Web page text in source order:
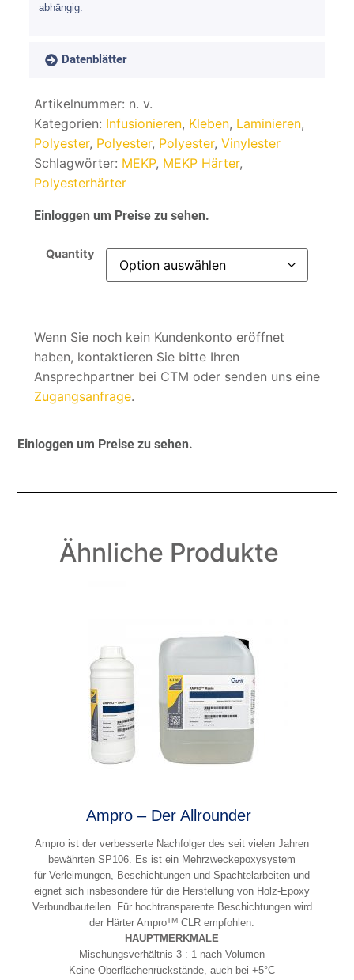
abhängig.
Datenblätter
Artikelnummer: n. v.
Kategorien: Infusionieren, Kleben, Laminieren,
Polyester, Polyester, Polyester, Vinylester
Schlagwörter: MEKP, MEKP Härter,
Polyesterhärter
Einloggen um Preise zu sehen.
Quantity
Wenn Sie noch kein Kundenkonto eröffnet
haben, kontaktieren Sie bitte Ihren
Ansprechpartner bei CTM oder senden uns eine
Zugangsanfrage.
Einloggen um Preise zu sehen.
Ähnliche Produkte
Ampro – Der Allrounder
Ampro ist der verbesserte Nachfolger des seit vielen Jahren
bewährten SP106. Es ist ein Mehrzweckepoxysystem
für Verleimungen, Beschichtungen und Spachtelarbeiten und
eignet sich insbesondere für die Herstellung von Holz-Epoxy
Verbundbauteilen. Für hochtransparente Beschichtungen wird
der Härter AmproTM CLR empfohlen.
HAUPTMERKMALE
Mischungsverhältnis 3 : 1 nach Volumen
Keine Oberflächenrückstände, auch bei +5°C